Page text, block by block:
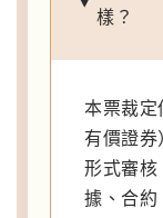
樣？
本票裁定
有價證券
形式審核
據、合約